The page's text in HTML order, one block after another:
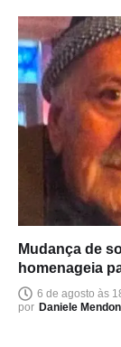
Mudança de
homenageia
6 de agosto às
por Daniele